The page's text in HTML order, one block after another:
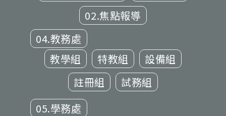
02.焦點報導
04.教務處
教學組
特教組
設備組
註冊組
試務組
05.學務處